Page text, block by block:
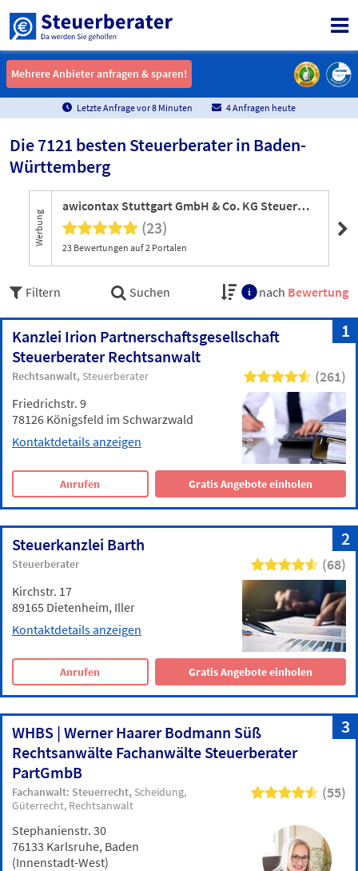
Mehrere Anbieter anfragen & sparen!
Mehrere Anbieter anfragen & sparen!
Letzte Anfrage vor8 Minuten 4 Anfragen heute
Die 7121 besten Steuerberater in Baden-
Württemberg
Werbung
awicontax Stuttgart GmbH & Co. KG Steuerberatungsgesellschaft Wirtschaftsberatungsgesellschaft
(23)
23 Bewertungen auf 2 Portalen
Filtern Suchen nach Bewertung
1
Kanzlei Irion Partnerschaftsgesellschaft
Steuerberater Rechtsanwalt
Rechtsanwalt Steuerberater (261)
Friedrichstr. 9
78126 Königsfeld im Schwarzwald
Kontaktdetails anzeigen
Anrufen Gratis Angebote einholen
2
Steuerkanzlei Barth
Steuerberater (68)
Kirchstr. 17
89165 Dietenheim, Iller
Kontaktdetails anzeigen
Anrufen Gratis Angebote einholen
3
WHBS | Werner Haarer Bodmann Süß
Rechtsanwälte Fachanwälte Steuerberater
PartGmbB
Fachanwalt: Steuerrecht Scheidung
Güterrecht Rechtsanwalt
(55)
Stephanienstr. 30
76133 Karlsruhe, Baden
(Innenstadt-West)